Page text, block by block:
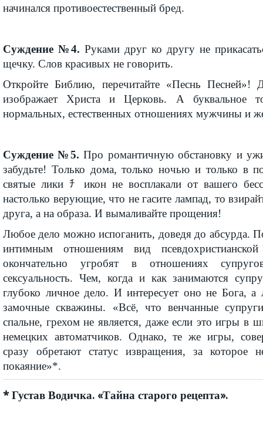
начинался противоестественный бред.
Суждение №4. Руками друг ко другу не
щечку. Слов красивых не говорить.
Откройте Библию, перечитайте «Песнь Песней»!
изображает Христа и Церковь. А буквальное
нормальных, естественных отношениях мужчины и
Суждение №5. Про романтичную обстановку и
забудьте! Только дома, только ночью и только в
святые лики ﾁ икон не восплакали от вашего
настолько верующие, что не гасите лампад, то
друга, а на образа. И вымаливайте прощения!
Любое дело можно испоганить, доведя до абсурда.
интимным отношениям вид
окончательно угробят в отношениях
сексуальность. Чем, когда и как занимаются
глубоко личное дело. И интересует оно не Бога, а
замочные скважины. «Всё, что венчанные
спальне, грехом не является, даже если это игры в
немецких автоматчиков. Однако, те же игры,
сразу обретают статус извращения, за которое
покаяние»*.
* Густав Водичка. «Тайна старого рецепта».